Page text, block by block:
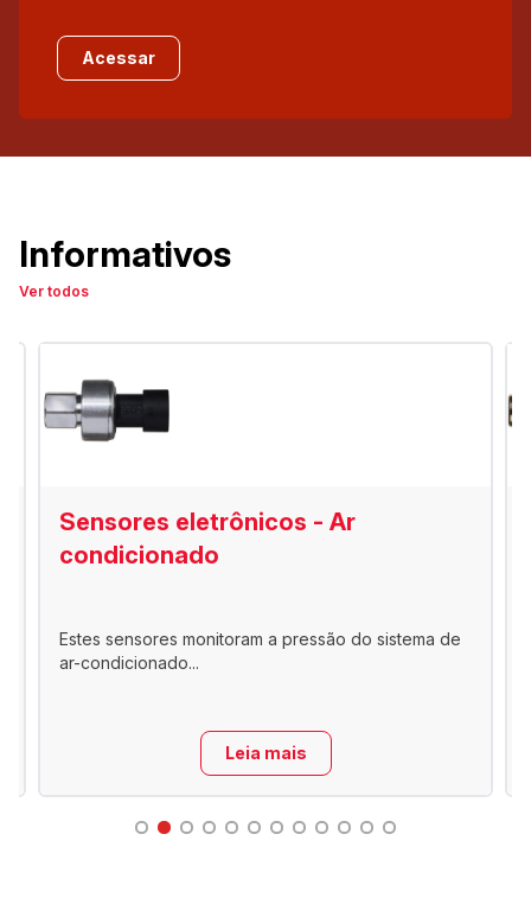
Acessar
Informativos
Ver todos
Sensores eletrônicos - Ar
condicionado
Estes sensores monitoram a pressão do sistema de
ar-condicionado...
Leia mais